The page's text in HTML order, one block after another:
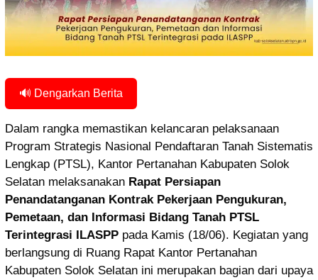
🔊 Dengarkan Berita
Dalam rangka memastikan kelancaran pelaksanaan
Program Strategis Nasional Pendaftaran Tanah Sistematis
Lengkap (PTSL), Kantor Pertanahan Kabupaten Solok
Selatan melaksanakan Rapat Persiapan
Penandatanganan Kontrak Pekerjaan Pengukuran,
Pemetaan, dan Informasi Bidang Tanah PTSL
Terintegrasi ILASPP pada Kamis (18/06). Kegiatan yang
berlangsung di Ruang Rapat Kantor Pertanahan
Kabupaten Solok Selatan ini merupakan bagian dari upaya